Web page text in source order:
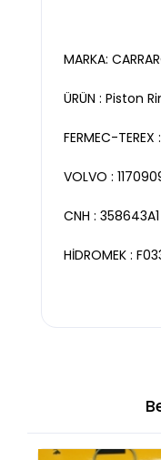
MARKA:
ÜRÜN : Piston
FERMEC-
VOLVO :
CNH : 358643A1
HİDROMEK :